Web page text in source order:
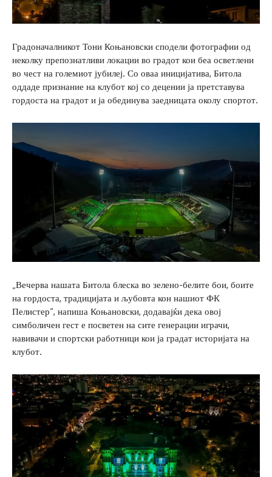
Градоначалникот Тони Коњановски сподели фотографии од
неколку препознатливи локации во градот кои беа осветлени
во чест на големиот јубилеј. Со оваа иницијатива, Битола
оддаде признание на клубот кој со децении ја претставува
гордоста на градот и ја обединува заедницата околу спортот.
„Вечерва нашата Битола блеска во зелено-белите бои, боите
на гордоста, традицијата и љубовта кон нашиот ФК
Пелистер“, напиша Коњановски, додавајќи дека овој
симболичен гест е посветен на сите генерации играчи,
навивачи и спортски работници кои ја градат историјата на
клубот.